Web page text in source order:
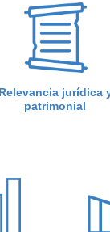
Relevancia jurídica
patrimonial